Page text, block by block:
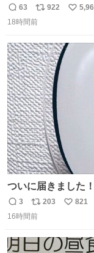
も愛される理由と可
ちいかわ 人魚の島
す。ちいかわ初心
返
信
63
リ
ポ
ト
数
922
い
18時間前
ついに届きました
ック・ホームズに
スタです！！！
返
信
3
リ
ポ
ト
203
い
数
821
16時間前